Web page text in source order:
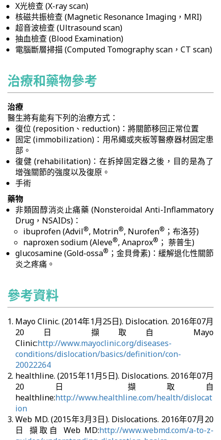
X光檢查 (X-ray scan)
核磁共振檢查 (Magnetic Resonance Imaging，MRI)
超音波檢查 (Ultrasound scan)
抽血檢查 (Blood Examination)
電腦斷層掃描 (Computed Tomography scan，CT scan)
治療和藥物參考
治療
醫生將有能有下列的治療方式：
復位 (reposition、reduction)：將關節移回正常位置
固定 (immobilization)：用吊繩或夾板等醫療器材固定患
部。
復健 (rehabilitation)：在拆掉固定器之後，目的是為了
增強關節的強度以及復原。
手術
藥物
非類固醇消炎止痛藥 (Nonsteroidal Anti-Inflammatory
Drug，NSAIDs)：
ibuprofen (Advil®, Motrin®, Nurofen® ；布洛芬)
naproxen sodium (Aleve®, Anaprox® ； 萘普生)
glucosamine (Gold-ossa® ；金貝骨素)：緩解退化性關節
炎之疼痛。
參考資料
Mayo Clinic. (2014年1月25日). Dislocation. 2016年07月
20日 擷取自 Mayo
Clinic:http://www.mayoclinic.org/diseases-
conditions/dislocation/basics/definition/con-
20022264
healthline. (2015年11月5日). Dislocations. 2016年07月
20日 擷取自
healthline:http://www.healthline.com/health/dislocat
ion
Web MD. (2015年3月3日). Dislocations. 2016年07月20
日 擷取自 Web MD:http://www.webmd.com/a-to-z-